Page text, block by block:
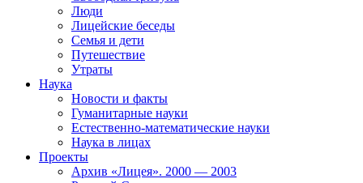
Люди
Лицейские беседы
Семья и дети
Путешествие
Утраты
Наука
Новости и факты
Гуманитарные науки
Естественно-математические науки
Наука в лицах
Проекты
Архив «Лицея». 2000 — 2003